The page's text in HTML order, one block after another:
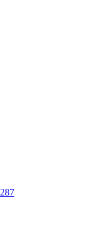
287